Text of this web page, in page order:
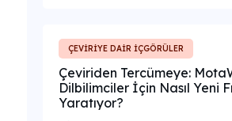
ÇEVİRİYE DAİR İÇGÖRÜLER
Çeviriden Tercümeye:
Dilbilimciler İçin Nasıl Yeni
Yaratıyor?